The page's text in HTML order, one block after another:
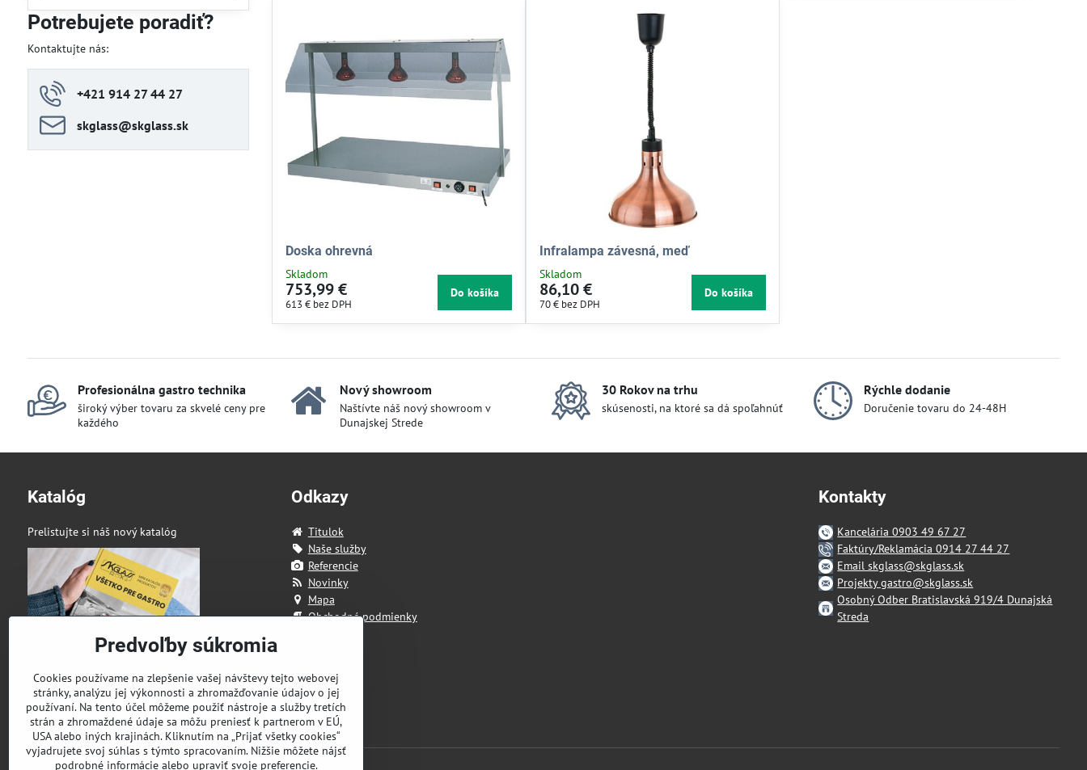
Doska ohrevná
Skladom
753,99 €
613 € bez DPH
Do košíka
Infralampa závesná, meď
Skladom
86,10 €
70 € bez DPH
Do košíka
filtra
fulltextom
Potrebujete poradiť?
Kontaktujte nás:
+421 914 27 44 27
skglass​@skglass​.sk
Profesionálna gastro technika
široký výber tovaru za skvelé ceny pre
každého
Nový showroom
Naštívte náš nový showroom v
Dunajskej Strede
30 Rokov na trhu
skúsenosti, na ktoré sa dá spoľahnúť
Rýchle dodanie
Doručenie tovaru do 24-48H
Katalóg
Prelistujte si náš nový katalóg
Odkazy
Titulok
Naše služby
Referencie
Novinky
Mapa
Obchodné podmienky
Kontakty
Kancelária 0903 49 67 27
Faktúry/Reklamácia 0914 27 44 27
Email skglass@skglass.sk
Projekty gastro@skglass.sk
Osobný Odber Bratislavská 919/4 Dunajská
Streda
Predvoľby súkromia
Cookies používame na zlepšenie vašej návštevy tejto webovej
stránky, analýzu jej výkonnosti a zhromažďovanie údajov o jej
používaní. Na tento účel môžeme použiť nástroje a služby tretích
strán a zhromaždené údaje sa môžu preniesť k partnerom v EÚ,
USA alebo iných krajinách. Kliknutím na „Prijať všetky cookies“
vyjadrujete svoj súhlas s týmto spracovaním. Nižšie môžete nájsť
podrobné informácie alebo upraviť svoje preferencie.